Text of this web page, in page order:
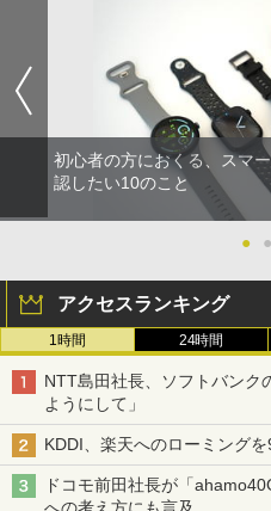
初心者の方におくる、スマ
認したい10のこと
● ●
アクセスランキング
1時間 24時間
NTT島田社長、ソフトバンク
ようにして」
KDDI、楽天へのローミング
ドコモ前田社長が「
への考え方にも言及